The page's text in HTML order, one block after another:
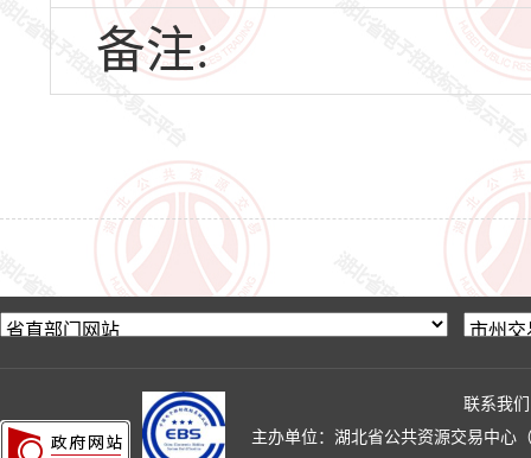
备注:
联系我们
主办单位：湖北省公共资源交易中心